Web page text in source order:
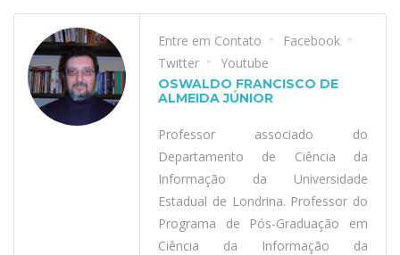
Entre em Contato
Facebook
Twitter
Youtube
OSWALDO FRANCISCO DE
ALMEIDA JÚNIOR
Professor associado do
Departamento de Ciência da
Informação da Universidade
Estadual de Londrina. Professor do
Programa de Pós-Graduação em
Ciência da Informação da